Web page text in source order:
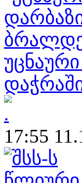
17:55